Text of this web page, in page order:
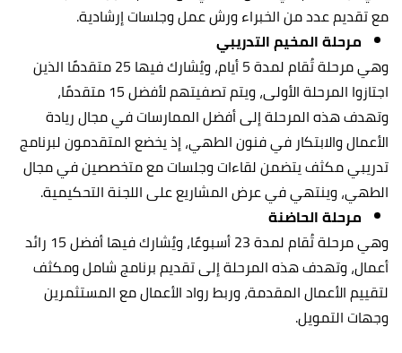
مع تقديم عدد من الخبراء ورش عمل وجلسات إرشادية.
مرحلة المخيم التدريبي
وهي مرحلة تُقام لمدة 5 أيام، ويُشارك فيها 25 متقدمًا الذين
اجتازوا المرحلة الأولى، ويتم تصفيتهم لأفضل 15 متقدمًا،
وتهدف هذه المرحلة إلى أفضل الممارسات في مجال ريادة
الأعمال والابتكار في فنون الطهي، إذ يخضع المتقدمون لبرنامج
تدريبي مكثف يتضمن لقاءات وجلسات مع متخصصين في مجال
الطهي، وينتهي في عرض المشاريع على اللجنة التحكيمية.
مرحلة الحاضنة
وهي مرحلة تُقام لمدة 23 أسبوعًا، ويُشارك فيها أفضل 15 رائد
أعمال، وتهدف هذه المرحلة إلى تقديم برنامج شامل ومكثف
لتقييم الأعمال المقدمة، وربط رواد الأعمال مع المستثمرين
وجهات التمويل.